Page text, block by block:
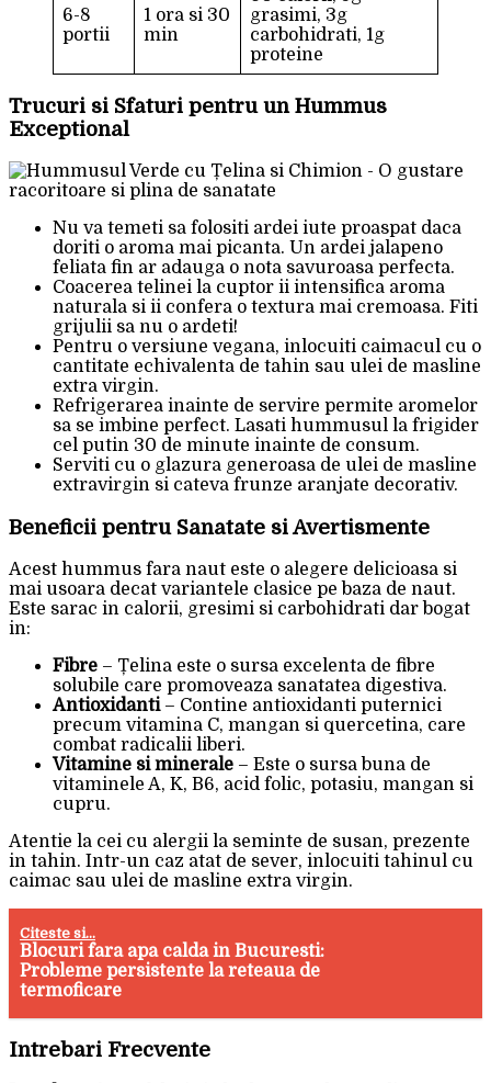
6-8
portii
1 ora si 30
min
grasimi, 3g
carbohidrati, 1g
proteine
Trucuri si Sfaturi pentru un Hummus
Exceptional
Nu va temeti sa folositi ardei iute proaspat daca
doriti o aroma mai picanta. Un ardei jalapeno
feliata fin ar adauga o nota savuroasa perfecta.
Coacerea telinei la cuptor ii intensifica aroma
naturala si ii confera o textura mai cremoasa. Fiti
grijulii sa nu o ardeti!
Pentru o versiune vegana, inlocuiti caimacul cu o
cantitate echivalenta de tahin sau ulei de masline
extra virgin.
Refrigerarea inainte de servire permite aromelor
sa se imbine perfect. Lasati hummusul la frigider
cel putin 30 de minute inainte de consum.
Serviti cu o glazura generoasa de ulei de masline
extravirgin si cateva frunze aranjate decorativ.
Beneficii pentru Sanatate si Avertismente
Acest hummus fara naut este o alegere delicioasa si
mai usoara decat variantele clasice pe baza de naut.
Este sarac in calorii, gresimi si carbohidrati dar bogat
in:
Fibre – Țelina este o sursa excelenta de fibre
solubile care promoveaza sanatatea digestiva.
Antioxidanti– Contine antioxidanti puternici
precum vitamina C, mangan si quercetina, care
combat radicalii liberi.
Vitamine si minerale – Este o sursa buna de
vitaminele A, K, B6, acid folic, potasiu, mangan si
cupru.
Atentie la cei cu alergii la seminte de susan, prezente
in tahin. Intr-un caz atat de sever, inlocuiti tahinul cu
caimac sau ulei de masline extra virgin.
Citeste si...
Blocuri fara apa calda in Bucuresti:
Probleme persistente la reteaua de
termoficare
Intrebari Frecvente